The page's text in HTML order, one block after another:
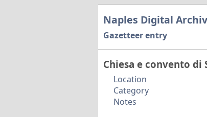
Naples Digital
Gazetteer entry
Chiesa e convento di
Location
Category
Notes